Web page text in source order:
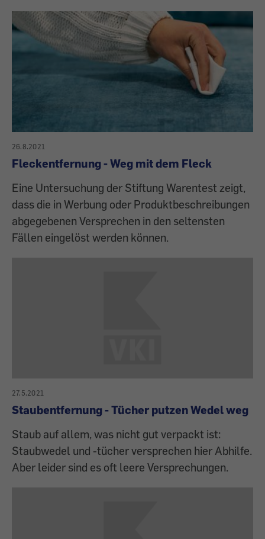
26.8.2021
Fleckentfernung - Weg mit dem Fleck
Eine Untersuchung der Stiftung Warentest zeigt,
dass die in Werbung oder Produktbeschreibungen
abgegebenen Versprechen in den seltensten
Fällen eingelöst werden können.
27.5.2021
Staubentfernung - Tücher putzen Wedel weg
Staub auf allem, was nicht gut verpackt ist:
Staubwedel und -tücher versprechen hier Abhilfe.
Aber leider sind es oft leere Versprechungen.